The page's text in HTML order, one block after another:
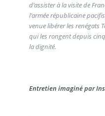
d’assister à la visite de
l’armée républicaine
venue libérer les renégats
qui les rongent depuis cinquante ans : l’indépendance et
la dignité.
Entretien imaginé par